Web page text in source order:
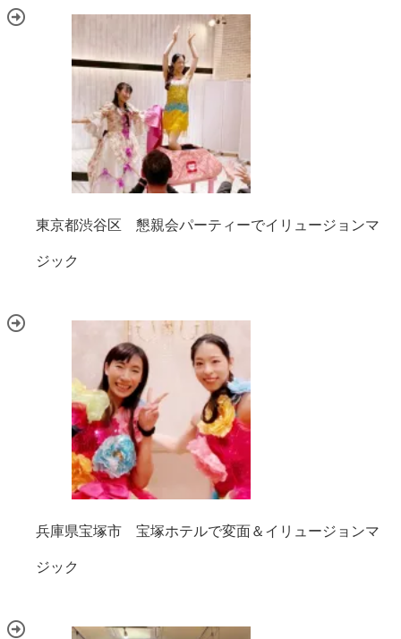
東京都渋谷区 懇親会パーティーでイリュージョンマ
ジック
兵庫県宝塚市 宝塚ホテルで変面＆イリュージョンマ
ジック